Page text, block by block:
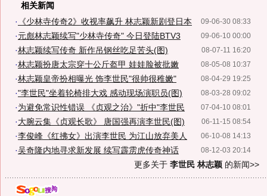
相关新闻
09-06-30 08:33
· 《少林寺传奇2》收视率飙升 林志颖新剧登日本
09-06-10 00:00
·元彪林志颖续写"少林寺传奇" 今日登陆BTV3
08-07-11 16:20
·林志颖续写传奇 新作吊钢丝吃足苦头(图)
08-05-08 10:37
·林志颖扮唐太宗穿十公斤盔甲 娃娃脸被批嫩
08-04-29 19:25
·林志颖皇帝扮相曝光 饰李世民"很帅很稚嫩"
08-03-28 09:02
·"李世民"坐着轮椅排大戏 感动现场演职员(图)
07-04-10 08:01
·为避免常识性错误 《贞观之治》"折中"李世民
06-11-15 08:54
·大腕云集《贞观长歌》 唐国强再演李世民(图)
06-10-08 14:13
·李俊峰《红拂女》出演李世民 为江山放弃美人
08-12-03 20:14
·吴奇隆内地寻求新发展 续写霹雳虎传奇神话
更多关于 李世民 林志颖 的新闻>>